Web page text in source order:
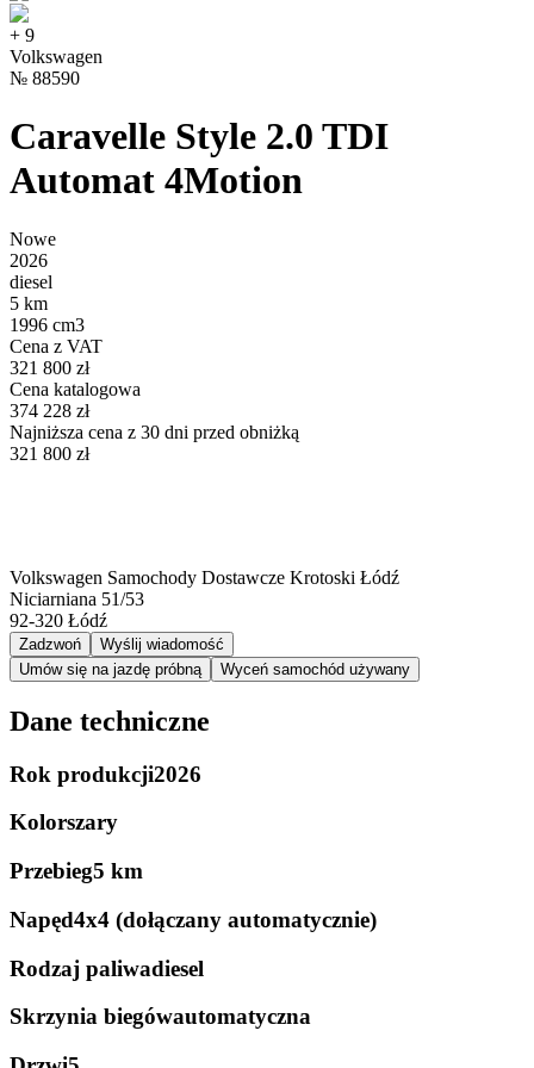
+ 9
Volkswagen
№ 88590
Caravelle Style 2.0 TDI
Automat 4Motion
Nowe
2026
diesel
5 km
1996 cm3
Cena z VAT
321 800 zł
Cena katalogowa
374 228 zł
Najniższa cena z 30 dni przed obniżką
321 800 zł
Volkswagen Samochody Dostawcze Krotoski Łódź
Niciarniana 51/53
92-320 Łódź
Zadzwoń
Wyślij wiadomość
Umów się na jazdę próbną
Wyceń samochód używany
Dane techniczne
Rok produkcji2026
Kolorszary
Przebieg5 km
Napęd4x4 (dołączany automatycznie)
Rodzaj paliwadiesel
Skrzynia biegówautomatyczna